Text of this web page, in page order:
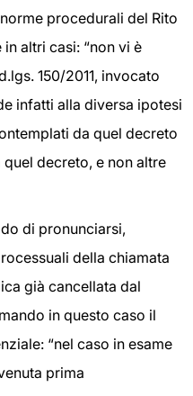
procedurali del Rito
altri casi: “non vi è
150/2011, invocato
infatti alla diversa ipotesi
da quel decreto
decreto, e non altre
di pronunciarsi,
della chiamata
già cancellata dal
in questo caso il
“nel caso in esame
prima